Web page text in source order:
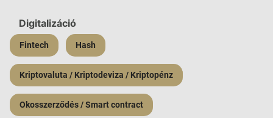
Digitalizáció
Fintech Hash
Kriptovaluta / Kriptodeviza / Kriptopénz
Okosszerződés / Smart contract